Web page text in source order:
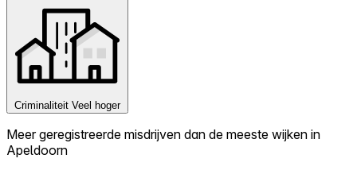
Criminaliteit Veel hoger
Meer geregistreerde misdrijven dan de meeste wijken in
Apeldoorn